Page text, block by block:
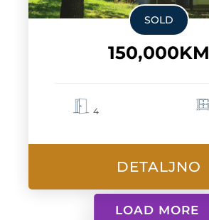
SOLD
150,000KM
4
DETALJNO
LOAD MORE